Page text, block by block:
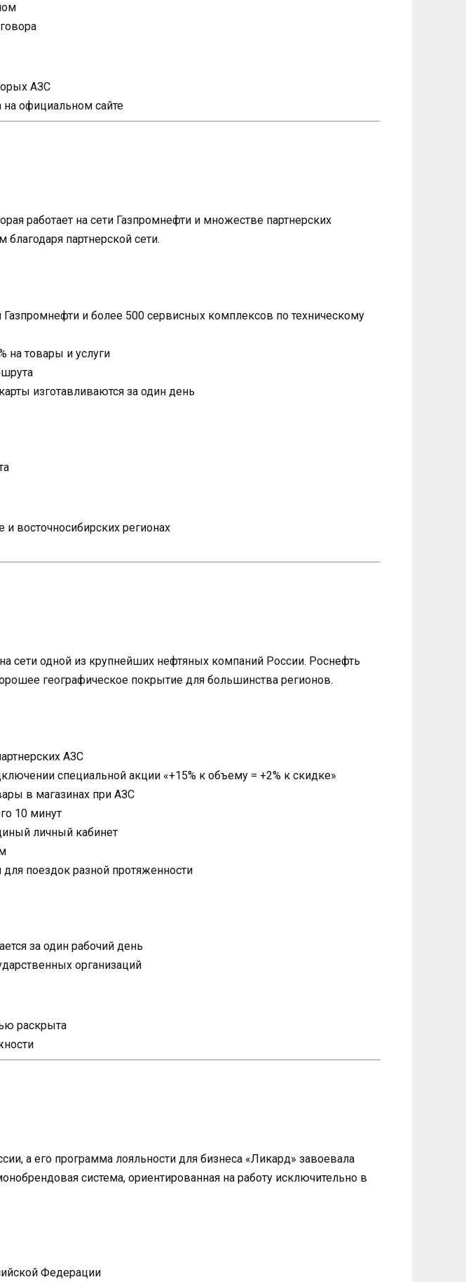
АЗС
официальном сайте
работает на сети Газпромнефти и множестве партнерских
партнерской сети.
и более 500 сервисных комплексов по техническому
на товары и услуги
изготавливаются за один день
восточносибирских регионах
сети одной из крупнейших нефтяных компаний России. Роснефть
географическое покрытие для большинства регионов.
АЗС
специальной акции «+15% к объему = +2% к скидке»
в магазинах при АЗС
10 минут
личный кабинет
поездок разной протяженности
за один рабочий день
организаций
раскрыта
а его программа лояльности для бизнеса «Ликард» завоевала
система, ориентированная на работу исключительно в
Федерации